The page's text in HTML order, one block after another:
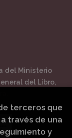
del Ministerio
del Libro,
terceros que
través de una
y